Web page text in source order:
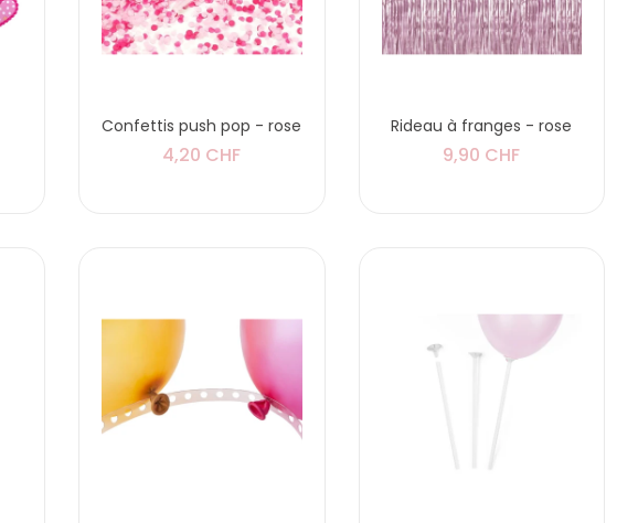
Confettis push pop - rose
4,20 CHF
Rideau à franges - rose
9,90 CHF